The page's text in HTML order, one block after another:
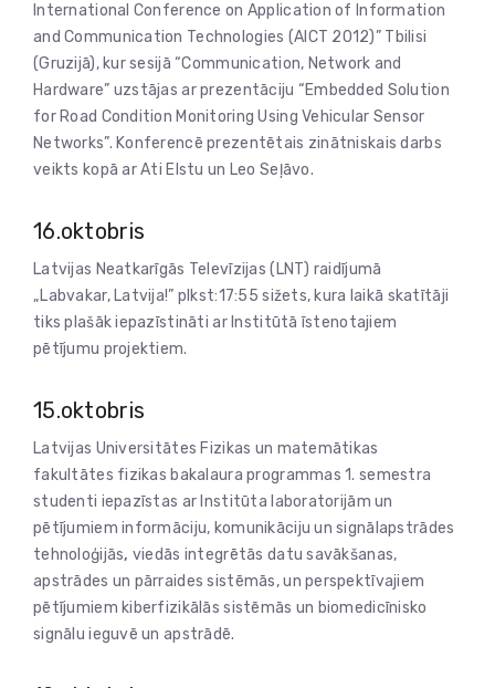
International Conference on Application of Information
and Communication Technologies (AICT 2012)” Tbilisi
(Gruzijā), kur sesijā “Communication, Network and
Hardware” uzstājas ar prezentāciju “Embedded Solution
for Road Condition Monitoring Using Vehicular Sensor
Networks”. Konferencē prezentētais zinātniskais darbs
veikts kopā ar Ati Elstu un Leo Seļāvo.
16.oktobris
Latvijas Neatkarīgās Televīzijas (LNT) raidījumā
„Labvakar, Latvija!” plkst:17:55 sižets, kura laikā skatītāji
tiks plašāk iepazīstināti ar Institūtā īstenotajiem
pētījumu projektiem.
15.oktobris
Latvijas Universitātes Fizikas un matemātikas
fakultātes fizikas bakalaura programmas 1. semestra
studenti iepazīstas ar Institūta laboratorijām un
pētījumiem informāciju, komunikāciju un signālapstrādes
tehnoloģijās, viedās integrētās datu savākšanas,
apstrādes un pārraides sistēmās, un perspektīvajiem
pētījumiem kiberfizikālās sistēmās un biomedicīnisko
signālu ieguvē un apstrādē.